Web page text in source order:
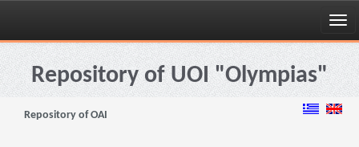
Skip
navigationRepository of UOI "Olympias"
Repository of OAI